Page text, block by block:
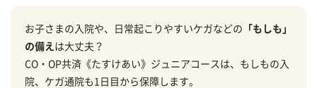
お子さまの入院や、日常起こりやすいケガなどの 「もしも」
の備え は大丈夫？
CO・OP共済《たすけあい》ジュニアコースは、もしもの入
院、ケガ通院も1日目から保障します。